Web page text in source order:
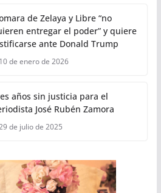
de Zelaya y Libre “no
entregar el poder” y quiere
ante Donald Trump
10 de enero de 2026
años sin justicia para el
José Rubén Zamora
de julio de 2025